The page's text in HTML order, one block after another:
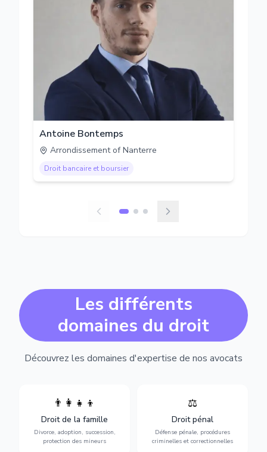
Antoine Bontemps
Arrondissement of Nanterre
Droit bancaire et boursier
Les différents
domaines du droit
Découvrez les domaines d'expertise de nos avocats
👨‍👩‍👧‍👦
Droit de la famille
Divorce, adoption, succession,
protection des mineurs
Divorce, garde d'enfants,
adoption, succession et
protection des personnes
vulnérables.
⚖️
Droit pénal
Défense pénale, procédures
criminelles et correctionnelles
Expertise en matière pénale,
vue jusqu'au procès, pour
toute affaire correctionnelle
ou criminelle.